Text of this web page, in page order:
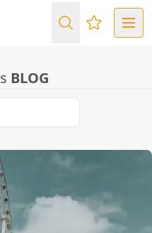
Favoritos
BLOG